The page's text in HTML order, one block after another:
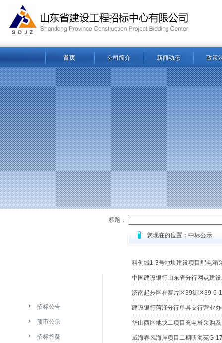
首页 公司简介 新闻动态 政策
标题：
招标公告
预审公示
招标答疑
您现在的位置：中标公示
科创城1-3号地块建设项目配电箱
中国建设银行山东省分行网点建
济南起步区崔寨片区39街区39-6-
建设银行菏泽分行单县支行营业
华山西区地块二项目充电桩采购
威海春风海岸项目二期听海苑G-